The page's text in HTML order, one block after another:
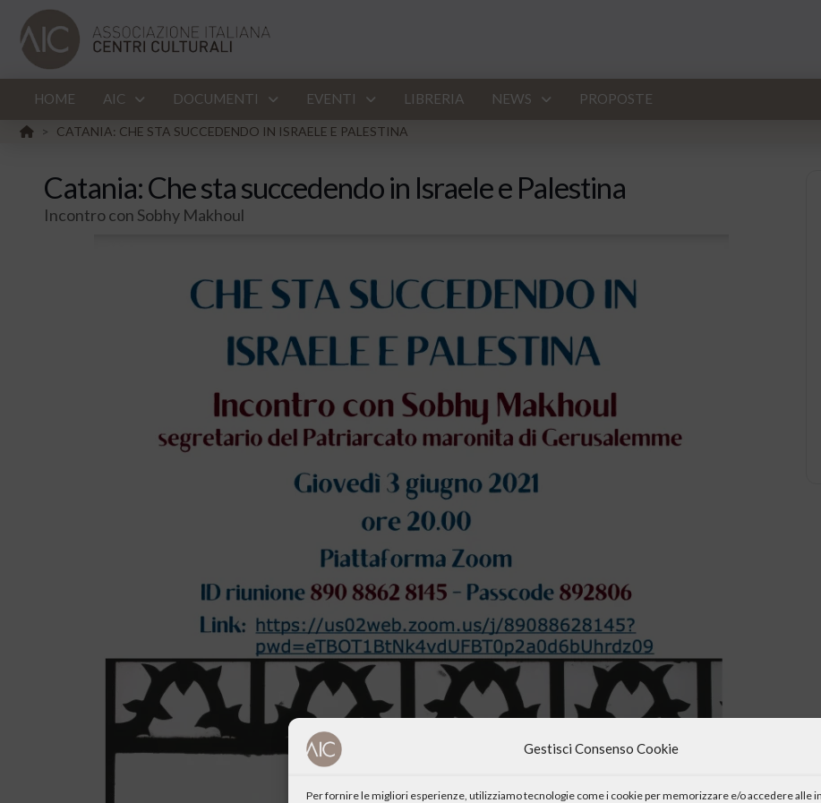
Gestisci Consenso Cookie
Per fornire le migliori esperienze, utilizziamo tecnologie come i cookie per memorizzare e/o accedere alle
HOME AIC DOCUMENTI EVENTI LIBRERIA NEWS PROPOSTE
HOME
> CATANIA: CHE STA SUCCEDENDO IN ISRAELE E PALESTINA
Catania: Che sta succedendo in Israele e Palestina
Incontro con Sobhy Makhoul